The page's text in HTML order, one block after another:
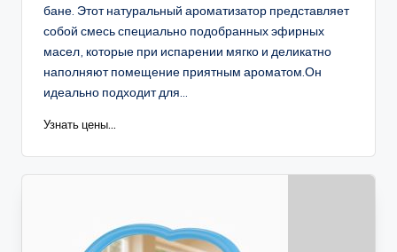
бане. Этот натуральный ароматизатор представляет
собой смесь специально подобранных эфирных
масел, которые при испарении мягко и деликатно
наполняют помещение приятным ароматом.Он
идеально подходит для...
Узнать цены...